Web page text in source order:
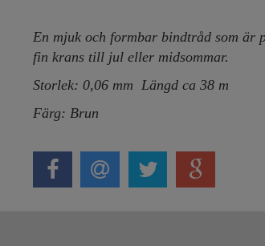
En mjuk och formbar bindtråd som är
fin krans till jul eller midsommar.
Storlek: 0,06 mm Längd ca 38 m
Färg: Brun